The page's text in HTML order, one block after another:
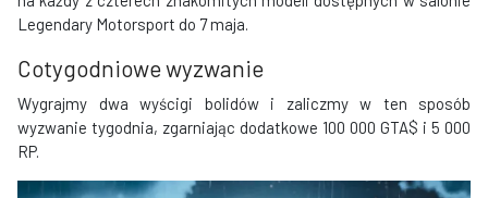
Legendary Motorsport do 7 maja.
Cotygodniowe wyzwanie
Wygrajmy dwa wyścigi bolidów i zaliczmy w ten sposób
wyzwanie tygodnia, zgarniając dodatkowe 100 000 GTA$ i 5 000
RP.